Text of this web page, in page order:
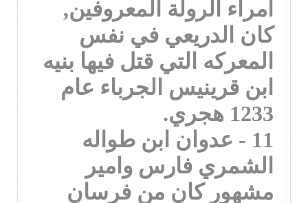
أمراء الرولة المعروفين,
كان الدريعي في نفس
المعركه التي قتل فيها بنيه
ابن قرينيس الجرباء عام
1233 هجري.
11 - عدوان ابن طواله
الشمري فارس وامير
مشهور كان من فرسان